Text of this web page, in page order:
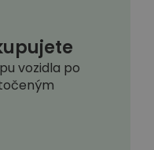
vozidla po